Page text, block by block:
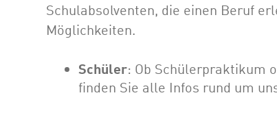
Schulabsolventen, die einen Beruf
Möglichkeiten.
Schüler: Ob Schülerpraktikum
finden Sie alle Infos rund um